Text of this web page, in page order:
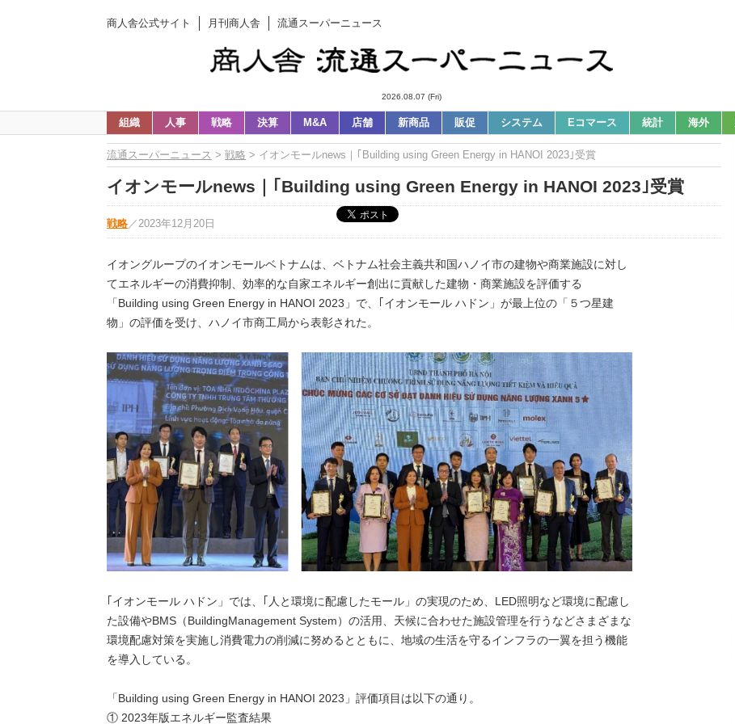
商人舎公式サイト 月刊商人舎 流通スーパーニュース
2026.08.07 (Fri)
組織 人事 戦略 決算 M&A 店舗 新商品 販促 システム Eコマース 統計 海外
流通スーパーニュース > 戦略 > イオンモールnews｜｢Building using Green Energy in HANOI 2023｣受賞
イオンモールnews｜｢Building using Green Energy in HANOI 2023｣受賞
戦略 ／ 2023年12月20日
イオングループのイオンモールベトナムは、ベトナム社会主義共和国ハノイ市の建物や商業施設に対し
てエネルギーの消費抑制、効率的な自家エネルギー創出に貢献した建物・商業施設を評価する
「Building using Green Energy in HANOI 2023」で、｢イオンモール ハドン」が最上位の「５つ星建
物」の評価を受け、ハノイ市商工局から表彰された。
｢イオンモール ハドン」では、｢人と環境に配慮したモール」の実現のため、LED照明など環境に配慮し
た設備やBMS（BuildingManagement System）の活用、天候に合わせた施設管理を行うなどさまざまな
環境配慮対策を実施し消費電力の削減に努めるとともに、地域の生活を守るインフラの一翼を担う機能
を導入している。
「Building using Green Energy in HANOI 2023」評価項目は以下の通り。
① 2023年版エネルギー監査結果